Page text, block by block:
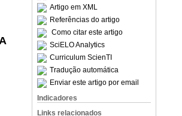
Artigo em XML
Referências do artigo
Como citar este artigo
SciELO Analytics
Curriculum ScienTI
Tradução automática
Enviar este artigo por email
Indicadores
Links relacionados